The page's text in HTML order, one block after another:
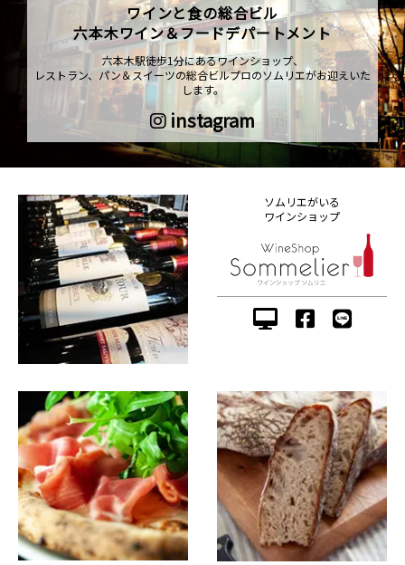
ワインと食の総合ビル
六本木ワイン＆フードデパートメント
六本木駅徒歩1分にあるワインショップ、
レストラン、パン＆スイーツの総合ビルプロのソムリエがお迎えいた
します。
instagram
ソムリエがいる
ワインショップ